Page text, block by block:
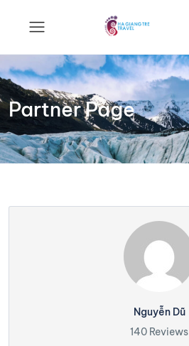
Partner Page
Nguyễn Dũ
140 Reviews